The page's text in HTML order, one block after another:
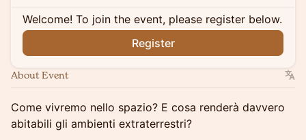
Welcome! To join the event, please register below.
Register
About Event
Come vivremo nello spazio? E cosa renderà davvero
abitabili gli ambienti extraterrestri?